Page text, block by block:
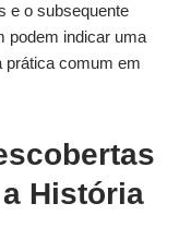
e o subsequente
podem indicar uma
prática comum em
História